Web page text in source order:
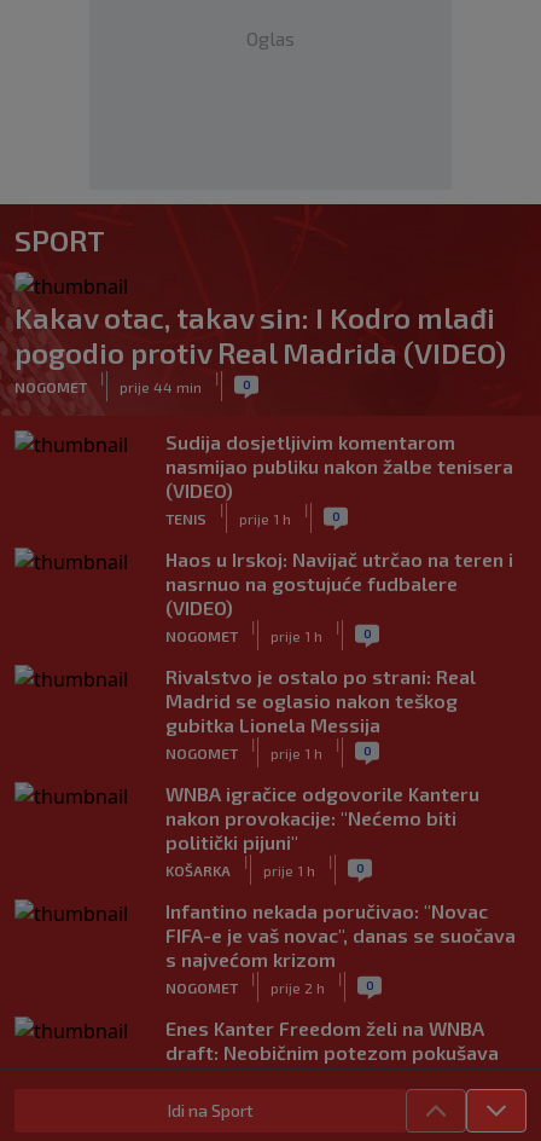
Oglas
SPORT
Kakav otac, takav sin: I Kodro mlađi
pogodio protiv Real Madrida (VIDEO)
NOGOMET
|
prije 44 min
| 0
Sudija dosjetljivim komentarom
nasmijao publiku nakon žalbe tenisera
(VIDEO)
TENIS
|
prije 1 h
| 0
Haos u Irskoj: Navijač utrčao na teren i
nasrnuo na gostujuće fudbalere
(VIDEO)
NOGOMET
|
prije 1 h
| 0
Rivalstvo je ostalo po strani: Real
Madrid se oglasio nakon teškog
gubitka Lionela Messija
NOGOMET
|
prije 1 h
| 0
WNBA igračice odgovorile Kanteru
nakon provokacije: "Nećemo biti
politički pijuni"
KOŠARKA
|
prije 1 h
| 0
Infantino nekada poručivao: "Novac
FIFA-e je vaš novac", danas se suočava
s najvećom krizom
NOGOMET
|
prije 2 h
| 0
Enes Kanter Freedom želi na WNBA
draft: Neobičnim potezom pokušava
ukazati na pravila lige
KOŠARKA
Idi na Sport